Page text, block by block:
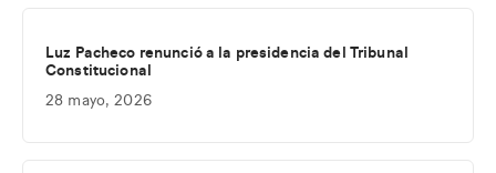
Luz Pacheco renunció a la presidencia del Tribunal
Constitucional
28 mayo, 2026